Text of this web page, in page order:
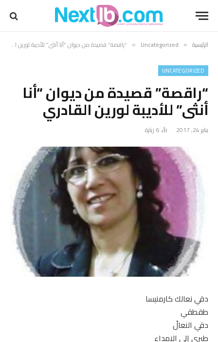
الرئيسية »
Uncategorized
» “راقصة” قصيدة من ديوان “أنا أنثى” للأديبة لورين القادري
UNCATEGORIZED
“راقصة” قصيدة من ديوان “أنا
أنثى” للأديبة لورين القادري
يناير 24, 2017 6 زيارة
دقي نعالك كارمنيسا
طقطقي
دقي النعالْ
طيري إلى الامداء